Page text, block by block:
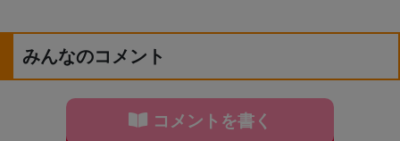
みんなのコメント
コメントを書く